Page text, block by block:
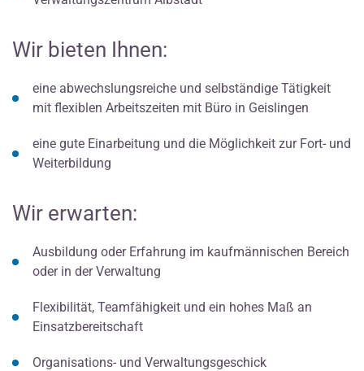
Wir bieten Ihnen:
eine abwechslungsreiche und selbständige Tätigkeit
mit flexiblen Arbeitszeiten mit Büro in Geislingen
eine gute Einarbeitung und die Möglichkeit zur Fort- und
Weiterbildung
Wir erwarten:
Ausbildung oder Erfahrung im kaufmännischen Bereich
oder in der Verwaltung
Flexibilität, Teamfähigkeit und ein hohes Maß an
Einsatzbereitschaft
Organisations- und Verwaltungsgeschick